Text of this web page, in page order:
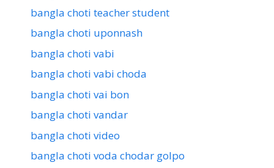
bangla choti teacher student
bangla choti uponnash
bangla choti vabi
bangla choti vabi choda
bangla choti vai bon
bangla choti vandar
bangla choti video
bangla choti voda chodar golpo